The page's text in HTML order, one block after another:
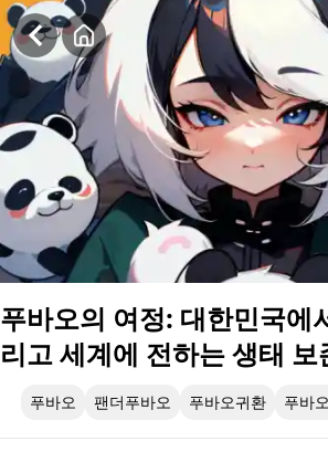
푸바오의 여정: 대한민국에서 중국으로,
푸바오의 여정: 대한민국에
리고 세계에 전하는 생태 보
푸바오 팬더푸바오 푸바오귀환 푸바